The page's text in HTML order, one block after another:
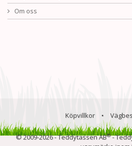
Om oss
Köpvillkor •
© 2009-2026 - Teddytassen AB®-